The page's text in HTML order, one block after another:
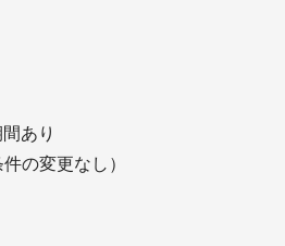
あり
の変更なし）